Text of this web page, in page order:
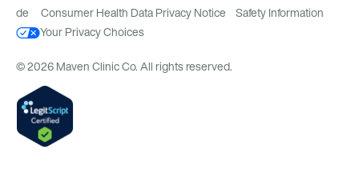
de
Consumer Health Data Privacy Notice
Safety Information
Your Privacy Choices
© 2026 Maven Clinic Co. All rights reserved.